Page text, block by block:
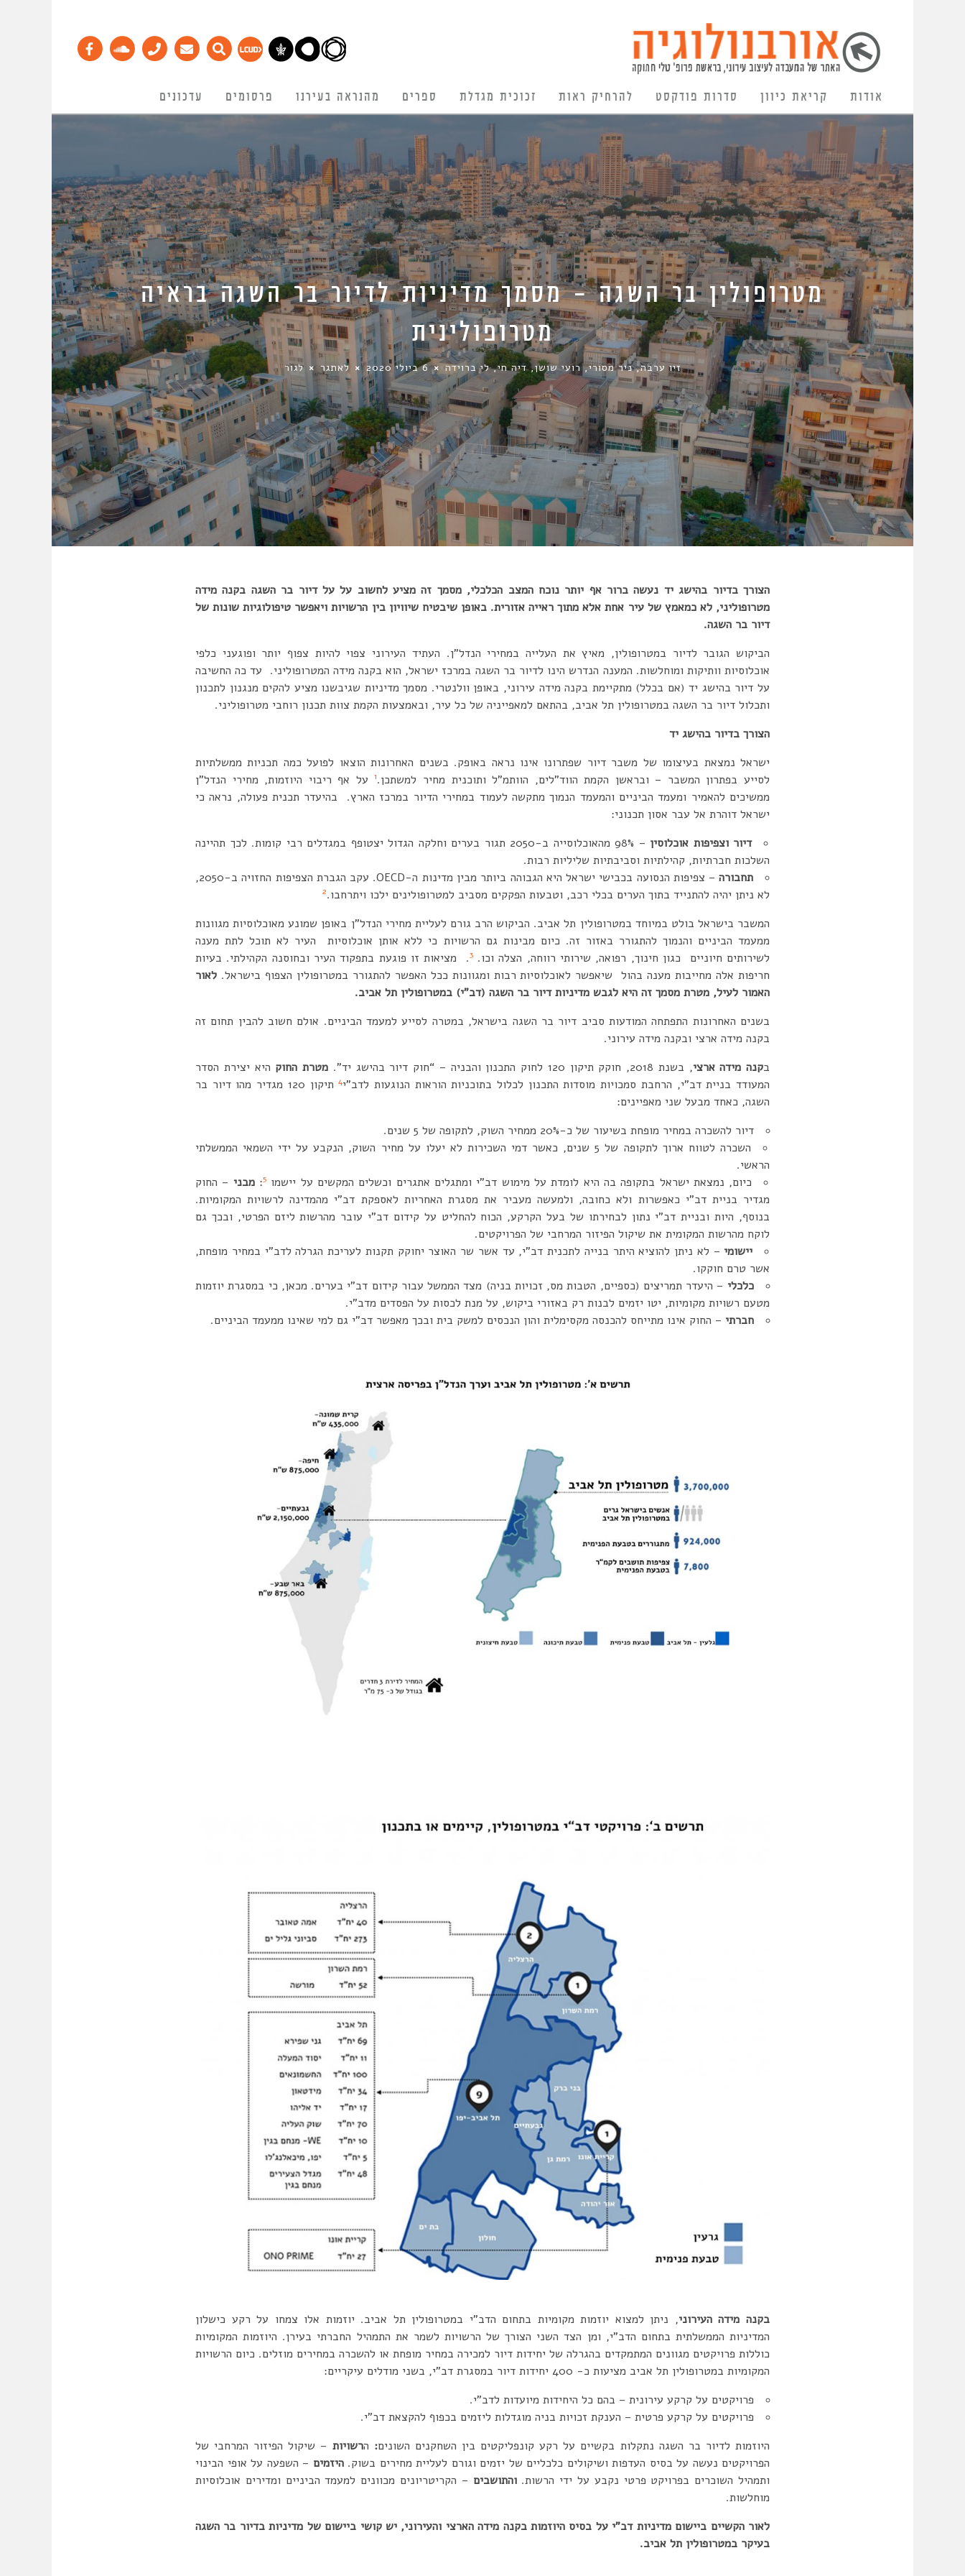
אודות קריאת כיוון סדרות פודקסט להרחיק ראות זכוכית מגדלת ספרים מהנראה בעירנו פרסומים עדכונים
מטרופולין בר השגה – מסמך מדיניות לדיור בר השגה בראיה
מטרופולינית
זיו ערבה, ניר מסורי, רועי שושן, דיה חי, לי ברוידה 6 ביולי 2020 לאתגר לגור
הצורך בדיור בהישג יד נעשה ברור אף יותר נוכח המצב הכלכלי, מסמך זה מציע לחשוב על על דיור בר השגה בקנה מידה
מטרופוליני, לא כמאמץ של עיר אחת אלא מתוך ראייה אזורית. באופן שיבטיח שיוויון בין הרשויות ויאפשר טיפולוגיות שונות של
דיור בר השגה.
הביקוש הגובר לדיור במטרופולין, מאיץ את העלייה במחירי הנדל”ן. העתיד העירוני צפוי להיות צפוף יותר ופוגעני כלפי
אוכלוסיות וותיקות ומוחלשות. המענה הנדרש הינו לדיור בר השגה במרכז ישראל, הוא בקנה מידה המטרופוליני. עד כה החשיבה
על דיור בהישג יד (אם בכלל) מתקיימת בקנה מידה עירוני, באופן וולנטרי. מסמך מדיניות שגיבשנו מציע להקים מנגנון לתכנון
ותכלול דיור בר השגה במטרופולין תל אביב, בהתאם למאפייניה של כל עיר, ובאמצעות הקמת צוות תכנון רוחבי מטרופוליני.
הצורך בדיור בהישג יד
ישראל נמצאת בעיצומו של משבר דיור שפתרונו אינו נראה באופק. בשנים האחרונות הוצאו לפועל כמה תכניות ממשלתיות
לסייע בפתרון המשבר – ובראשן הקמת הווד”לים, הוותמ”ל ותוכנית מחיר למשתכן.1על אף ריבוי היוזמות, מחירי הנדל”ן
ממשיכים להאמיר ומעמד הביניים והמעמד הנמוך מתקשה לעמוד במחירי הדיור במרכז הארץ. בהיעדר תכנית פעולה, נראה כי
ישראל דוהרת אל עבר אסון תכנוני:
דיור וצפיפות אוכלוסין
– 98% מהאוכלוסייה ב-2050 תגור בערים וחלקה הגדול יצטופף במגדלים רבי קומות. לכך תהיינה
השלכות חברתיות, קהילתיות וסביבתיות שליליות רבות.
תחבורה
– צפיפות הנסועה בכבישי ישראל היא הגבוהה ביותר מבין מדינות ה-OECD. עקב הגברת הצפיפות החזויה ב-2050,
לא ניתן יהיה להתנייד בתוך הערים בכלי רכב, וטבעות הפקקים מסביב למטרופולינים ילכו ויתרחבו.2
המשבר בישראל בולט במיוחד במטרופולין תל אביב. הביקוש הרב גורם לעליית מחירי הנדל”ן באופן שמונע מאוכלוסיות מגוונות
ממעמד הביניים והנמוך להתגורר באזור זה. כיום מבינות גם הרשויות כי ללא אותן אוכלוסיות העיר לא תוכל לתת מענה
לשירותים חיוניים כגון חינוך, רפואה, שירותי רווחה, הצלה וכו.3. מציאות זו פוגעת בתפקוד העיר ובחוסנה הקהילתי. בעיות
חריפות אלה מחייבות מענה בהול שיאפשר לאוכלוסיות רבות ומגוונות ככל האפשר להתגורר במטרופולין הצפוף בישראל. לאור
האמור לעיל, מטרת מסמך זה היא לגבש מדיניות דיור בר השגה (דב”י) במטרופולין תל אביב.
בשנים האחרונות התפתחה המודעות סביב דיור בר השגה בישראל, במטרה לסייע למעמד הביניים. אולם חשוב להבין תחום זה
בקנה מידה ארצי ובקנה מידה עירוני.
בקנה מידה ארצי, בשנת 2018, חוקק תיקון 120 לחוק התכנון והבניה – “חוק דיור בהישג יד”. מטרת החוק היא יצירת הסדר
המעודד בניית דב”י, הרחבת סמכויות מוסדות התכנון לכלול בתוכניות הוראות הנוגעות לדב”י4
תיקון 120 מגדיר מהו דיור בר
השגה, כאחד מבעל שני מאפיינים:
דיור להשכרה במחיר מופחת בשיעור של כ-20% ממחיר השוק, לתקופה של 5 שנים.
השכרה לטווח ארוך לתקופה של 5 שנים, כאשר דמי השכירות לא יעלו על מחיר השוק, הנקבע על ידי השמאי הממשלתי
הראשי.
כיום, נמצאת ישראל בתקופה בה היא לומדת על מימוש דב”י ומתגלים אתגרים וכשלים המקשים על יישמו 5
:מבני – החוק
מגדיר בניית דב”י כאפשרות ולא כחובה, ולמעשה מעביר את מסגרת האחריות לאספקת דב”י מהמדינה לרשויות המקומיות.
בנוסף, היות ובניית דב”י נתון לבחירתו של בעל הקרקע, הכוח להחליט על קידום דב”י עובר מהרשות ליזם הפרטי, ובכך גם
לוקח מהרשות המקומית את שיקול הפיזור המרחבי של הפרויקטים.
יישומי – לא ניתן להוציא היתר בנייה לתכנית דב”י, עד אשר שר האוצר יחוקק תקנות לעריכת הגרלה לדב”י במחיר מופחת,
אשר טרם חוקקו.
כלכלי – היעדר תמריצים (כספיים, הטבות מס, זכויות בניה) מצד הממשל עבור קידום דב”י בערים. מכאן, כי במסגרת יוזמות
מטעם רשויות מקומיות, יטו יזמים לבנות רק באזורי ביקוש, על מנת לכסות על הפסדים מדב”י.
חברתי – החוק אינו מתייחס להכנסה מקסימלית והון הנכסים למשק בית ובכך מאפשר דב”י גם למי שאינו ממעמד הביניים.
בקנה מידההעירוני, ניתן למצוא יוזמות מקומיות בתחום הדב”י במטרופולין תל אביב. יוזמות אלו צמחו על רקע כישלון
המדיניות הממשלתית בתחום הדב”י, ומן הצד השני הצורך של הרשויות לשמר את התמהיל החברתי בעירן. היוזמות המקומיות
כוללות פרויקטים מגוונים המתמקדים בהגרלה של יחידות דיור למכירה במחיר מופחת או להשכרה במחירים מוזלים. כיום הרשויות
המקומיות במטרופולין תל אביב מציעות כ- 400 יחידות דיור במסגרת דב”י, בשני מודלים עיקריים:
פרויקטים על קרקע עירונית – בהם כל היחידות מיועדות לדב”י.
פרויקטים על קרקע פרטית – הענקת זכויות בניה מוגדלות ליזמים בכפוף להקצאת דב”י.
היוזמות לדיור בר השגה נתקלות בקשיים על רקע קונפליקטים בין השחקנים השונים: הרשויות – שיקול הפיזור המרחבי של
הפרויקטים נעשה על בסיס העדפות ושיקולים כלכליים של יזמים וגורם לעליית מחירים בשוק.היזמים – השפעה על אופי הבינוי
ותמהיל השוכרים בפרויקט פרטי נקבע על ידי הרשות. והתושבים – הקריטריונים מכוונים למעמד הביניים ומדירים אוכלוסיות
מוחלשות.
לאור הקשיים ביישום מדיניות דב”י על בסיס היוזמות בקנה מידה הארצי והעירוני, יש קושי ביישום של מדיניות בדיור בר השגה
בעיקר במטרופולין תל אביב.